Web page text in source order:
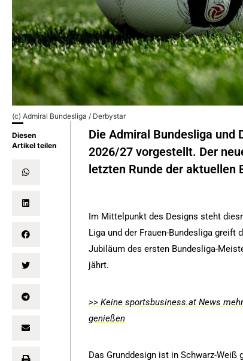
(c) Admiral Bundesliga / Derbystar
Diesen
Artikel teilen
Die Admiral Bundesliga und
2026/27 vorgestellt. Der
letzten Runde der aktuellen
Im Mittelpunkt des Designs steht
Liga und der Frauen-Bundesliga
Jubiläum des ersten Bundesliga-
jährt.
>> Keine sportsbusiness.at News
genießen
Das Grunddesign ist in Schwarz-